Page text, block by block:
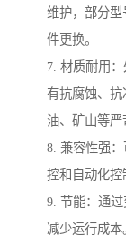
维护，部分
件更换。
7. 材质耐用
有抗腐蚀、
油、矿山等严
8. 兼容性强
控和自动化控
9. 节能：通过
减少运行成本